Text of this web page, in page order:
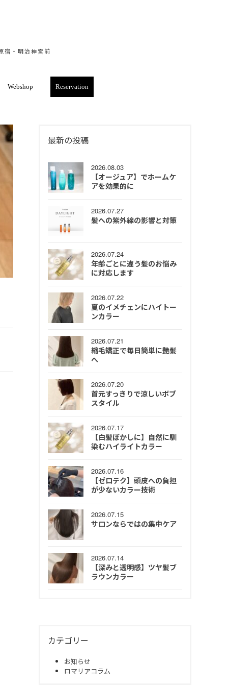
宿・明治神宮前
Webshop Reservation
最新の投稿
2026.08.03
【オージュア】でホームケ
アを効果的に
2026.07.27
髪への紫外線の影響と対策
2026.07.24
年齢ごとに違う髪のお悩み
に対応します
2026.07.22
夏のイメチェンにハイトー
ンカラー
2026.07.21
縮毛矯正で毎日簡単に艶髪
へ
2026.07.20
首元すっきりで涼しいボブ
スタイル
2026.07.17
【白髪ぼかしに】自然に馴
染むハイライトカラー
2026.07.16
【ゼロテク】頭皮への負担
が少ないカラー技術
2026.07.15
サロンならではの集中ケア
2026.07.14
【深みと透明感】ツヤ髪ブ
ラウンカラー
カテゴリー
お知らせ
ロマリアコラム